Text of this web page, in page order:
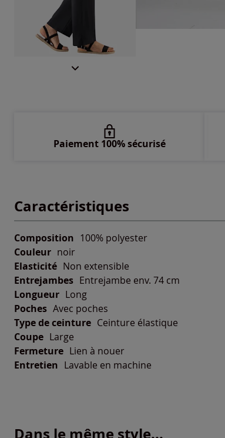
Caractéristiques
Composition 100% polyester
Couleur noir
Elasticité Non extensible
Entrejambes Entrejambe env. 74 cm
Longueur Long
Poches Avec poches
Type de ceinture Ceinture élastique
Coupe Large
Fermeture Lien à nouer
Entretien Lavable en machine
Paiement 100% sécurisé
Dans le même style...